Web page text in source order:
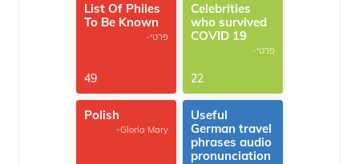
List Of Philes
To Be Known
-פרטי
49
Celebrities
who survived
COVID 19
-פרטי
22
Polish
-Gloria Mary
Useful
German travel
phrases audio
pronunciation